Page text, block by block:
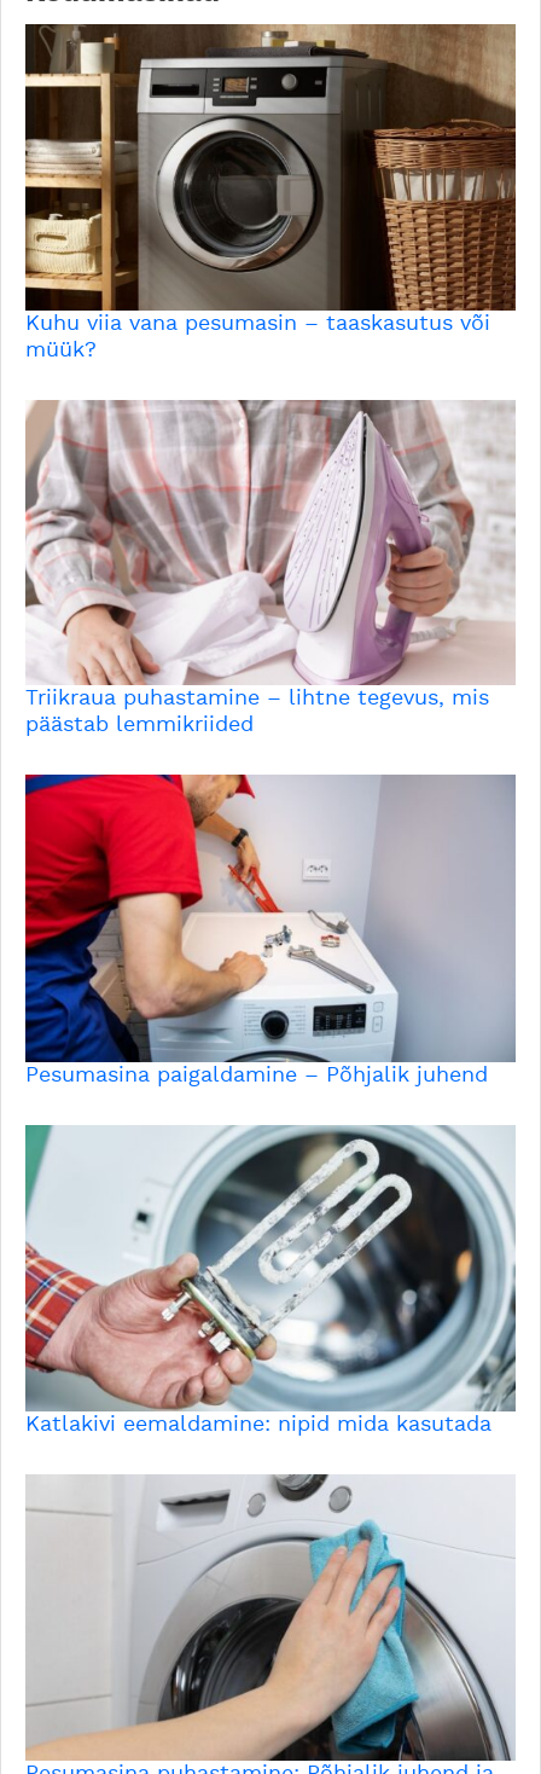
Kuhu viia vana pesumasin – taaskasutus või
müük?
Triikraua puhastamine – lihtne tegevus, mis
päästab lemmikriided
Pesumasina paigaldamine – Põhjalik juhend
Katlakivi eemaldamine: nipid mida kasutada